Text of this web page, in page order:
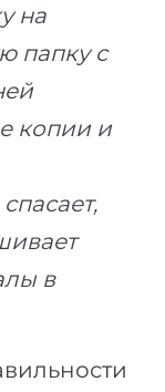
на
папку с
копии и
спасает,
в